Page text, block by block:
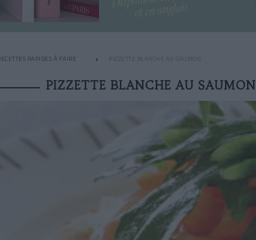
RAPIDES À FAIRE PIZZETTE BLANCHE AU SAUMON
PIZZETTE BLANCHE AU SAUMON